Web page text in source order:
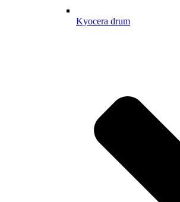
Kyocera drum